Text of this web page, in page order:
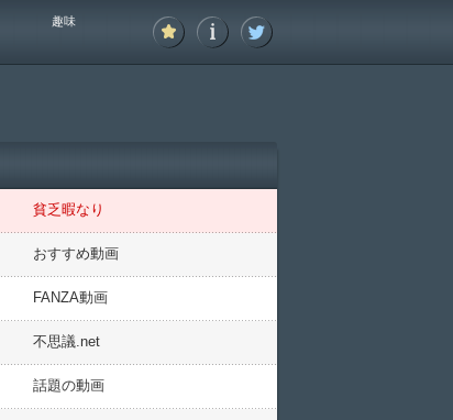
趣味
貧乏暇なり
おすすめ動画
FANZA動画
不思議.net
話題の動画